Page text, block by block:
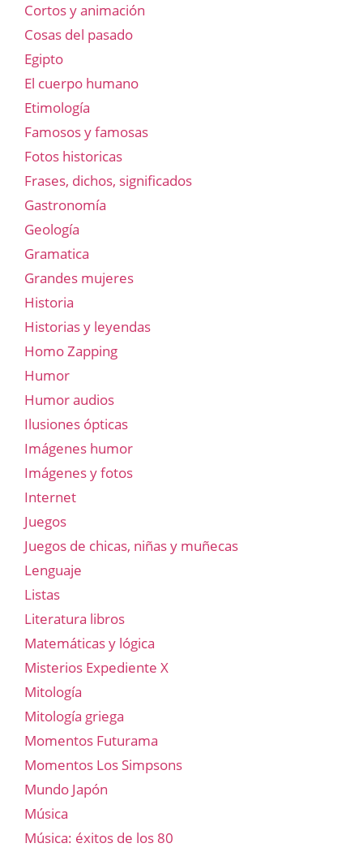
Cortos y animación
Cosas del pasado
Egipto
El cuerpo humano
Etimología
Famosos y famosas
Fotos historicas
Frases, dichos, significados
Gastronomía
Geología
Gramatica
Grandes mujeres
Historia
Historias y leyendas
Homo Zapping
Humor
Humor audios
Ilusiones ópticas
Imágenes humor
Imágenes y fotos
Internet
Juegos
Juegos de chicas, niñas y muñecas
Lenguaje
Listas
Literatura libros
Matemáticas y lógica
Misterios Expediente X
Mitología
Mitología griega
Momentos Futurama
Momentos Los Simpsons
Mundo Japón
Música
Música: éxitos de los 80